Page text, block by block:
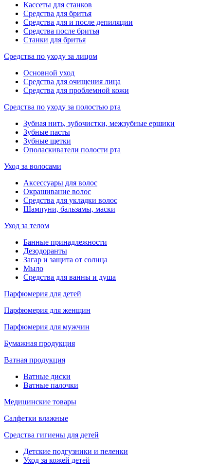
Кассеты для станков
Средства для бритья
Средства для и после депиляции
Средства после бритья
Станки для бритья
Средства по уходу за лицом
Основной уход
Средства для очищения лица
Средства для проблемной кожи
Средства по уходу за полостью рта
Зубная нить, зубочистки, межзубные ершики
Зубные пасты
Зубные щетки
Ополаскиватели полости рта
Уход за волосами
Аксессуары для волос
Окрашивание волос
Средства для укладки волос
Шампуни, бальзамы, маски
Уход за телом
Банные принадлежности
Дезодоранты
Загар и защита от солнца
Мыло
Средства для ванны и душа
Парфюмерия для детей
Парфюмерия для женщин
Парфюмерия для мужчин
Бумажная продукция
Ватная продукция
Ватные диски
Ватные палочки
Медицинские товары
Салфетки влажные
Средства гигиены для детей
Детские подгузники и пеленки
Уход за кожей детей